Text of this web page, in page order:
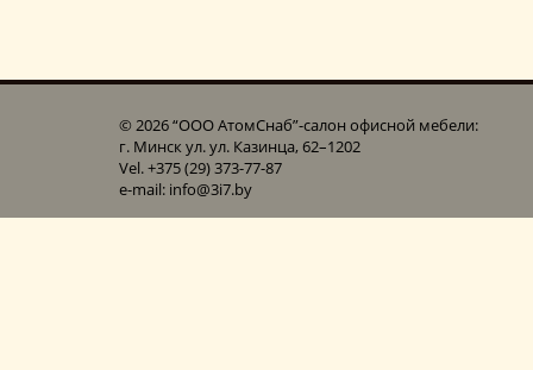
© 2026 “ООО АтомСнаб”-cалон офисной мебели:
г. Минск ул. ул. Казинца, 62–1202
Vel. +375 (29) 373-77-87
e-mail: info@3i7.by